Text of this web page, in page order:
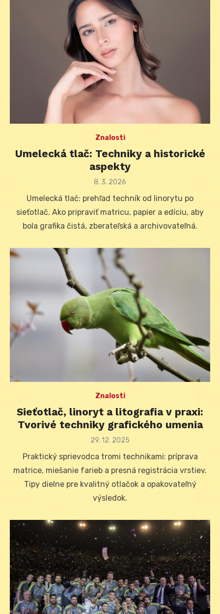
Znalosti
Umelecká tlač: Techniky a historické
aspekty
Posted
8. 3. 2026
Umelecká tlač: prehľad techník od linorytu po
sieťotlač. Ako pripraviť matricu, papier a edíciu, aby
bola grafika čistá, zberateľská a archivovateľná.
Znalosti
Sieťotlač, linoryt a litografia v praxi:
Tvorivé techniky grafického umenia
Posted
29. 12. 2025
Praktický sprievodca tromi technikami: príprava
matrice, miešanie farieb a presná registrácia vrstiev.
Tipy dielne pre kvalitný otlačok a opakovateľný
výsledok.